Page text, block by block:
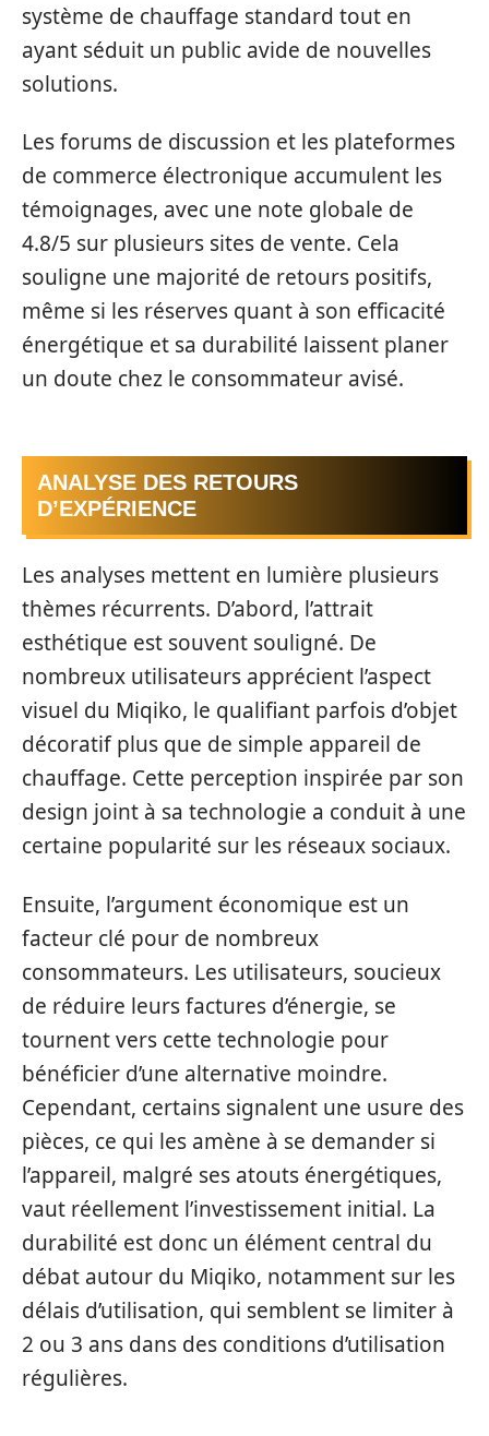
système de chauffage standard tout en
ayant séduit un public avide de nouvelles
solutions.
Les forums de discussion et les plateformes
de commerce électronique accumulent les
témoignages, avec une note globale de
4.8/5 sur plusieurs sites de vente. Cela
souligne une majorité de retours positifs,
même si les réserves quant à son efficacité
énergétique et sa durabilité laissent planer
un doute chez le consommateur avisé.
ANALYSE DES RETOURS
D’EXPÉRIENCE
Les analyses mettent en lumière plusieurs
thèmes récurrents. D’abord, l’attrait
esthétique est souvent souligné. De
nombreux utilisateurs apprécient l’aspect
visuel du Miqiko, le qualifiant parfois d’objet
décoratif plus que de simple appareil de
chauffage. Cette perception inspirée par son
design joint à sa technologie a conduit à une
certaine popularité sur les réseaux sociaux.
Ensuite, l’argument économique est un
facteur clé pour de nombreux
consommateurs. Les utilisateurs, soucieux
de réduire leurs factures d’énergie, se
tournent vers cette technologie pour
bénéficier d’une alternative moindre.
Cependant, certains signalent une usure des
pièces, ce qui les amène à se demander si
l’appareil, malgré ses atouts énergétiques,
vaut réellement l’investissement initial. La
durabilité est donc un élément central du
débat autour du Miqiko, notamment sur les
délais d’utilisation, qui semblent se limiter à
2 ou 3 ans dans des conditions d’utilisation
régulières.